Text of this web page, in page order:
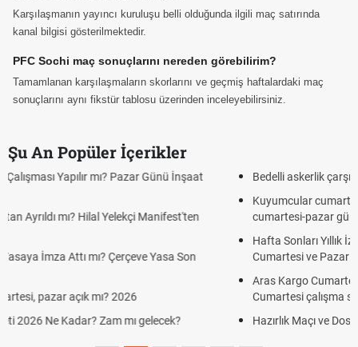
Karşılaşmanın yayıncı kuruluşu belli olduğunda ilgili maç satırında
kanal bilgisi gösterilmektedir.
PFC Sochi maç sonuçlarını nereden görebilirim?
Tamamlanan karşılaşmaların skorlarını ve geçmiş haftalardaki maç
sonuçlarını aynı fikstür tablosu üzerinden inceleyebilirsiniz.
Şu An Popüler İçerikler
Bedelli askerlik çarşı izni var mı? 2026 ziyaret var mı?
Kuyumcular cumartesi, pazar günü açık mı? 2026 | Kuyumcular
cumartesi-pazar günü kaça kadar açık?
Hafta Sonları Yıllık İzinden Sayılır mı? Yıllık İzin Hesaplamasında
Cumartesi ve Pazar Detayı
Aras Kargo Cumartesi-pazar açık mı? 2026 Aras Kargo
Cumartesi çalışma saatleri!
Hazırlık Maçı ve Dostluk Maçı Nedir? Resmî Maçlardan Farkları